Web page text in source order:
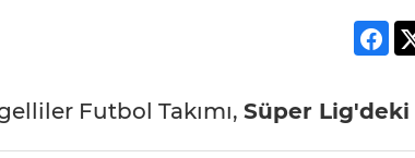
Futbol Takımı, Süper Lig'deki